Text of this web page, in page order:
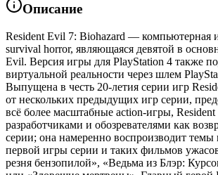
Описание
Resident Evil 7: Biohazard — компьютерная
survival horror, являющаяся девятой в
Evil. Версия игры для PlayStation 4 также
виртуальной реальности через шлем
Выпущена в честь 20-летия серии игр
от нескольких предыдущих игр серии,
всё более масштабные action-игры,
разработчиками и обозревателями как
серии; она намеренно воспроизводит темы
первой игры серии и таких фильмов
резня бензопилой», «Ведьма из Блэр: